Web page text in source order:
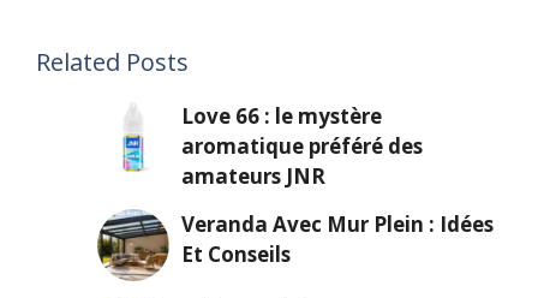
Related Posts
Love 66 : le mystère
aromatique préféré des
amateurs JNR
Veranda Avec Mur Plein : Idées
Et Conseils